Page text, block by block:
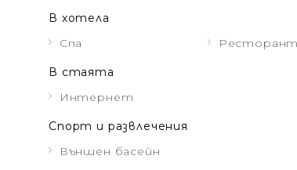
В хотела
Спа
Ресторант
В стаята
Интернет
Спорт и развлечения
Външен басейн